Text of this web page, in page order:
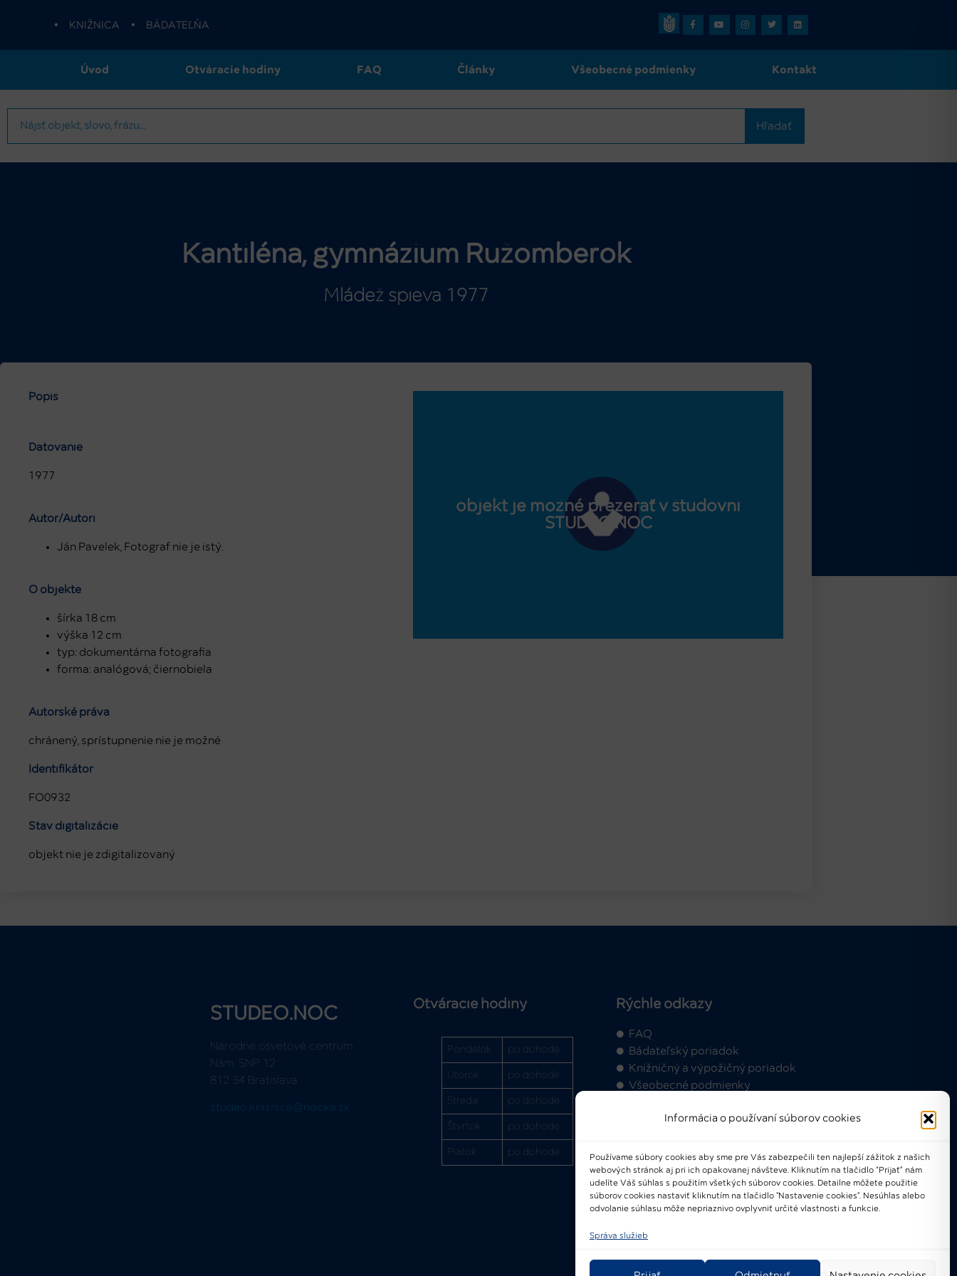
Informácia o používaní súborov cookies
Používame súbory cookies aby sme pre Vás zabezpečili ten najlepší zážitok z našich
webových stránok aj pri ich opakovanej návšteve. Kliknutím na tlačidlo “Prijať” nám
udelíte Váš súhlas s použitím všetkých súborov cookies. Detailne môžete použitie
súborov cookies nastaviť kliknutím na tlačidlo "Nastavenie cookies". Nesúhlas alebo
odvolanie súhlasu môže nepriaznivo ovplyvniť určité vlastnosti a funkcie.
Správa služieb
• KNIŽNICA • BÁDATEĽŇA
Úvod Otváracie hodiny FAQ Články Všeobecné podmienky Kontakt
Hľadať
Kantiléna, gymnázium Ružomberok
Mládež spieva 1977
Popis
Datovanie
1977
Autor/Autori
Ján Pavelek, Fotograf nie je istý.
O objekte
šírka 18 cm
výška 12 cm
typ: dokumentárna fotografia
forma: analógová; čiernobiela
Autorské práva
chránený, sprístupnenie nie je možné
Identifikátor
FO0932
Stav digitalizácie
objekt nie je zdigitalizovaný
objekt je možné prezerať v študovni
STUDEO.NOC
STUDEO.NOC
Národné osvetové centrum
Nám. SNP 12
812 34 Bratislava
studeo.kniznica@nocka.sk
Otváracie hodiny
Pondelok po dohode
Utorok po dohode
Streda po dohode
Štvrtok po dohode
Piatok po dohode
Rýchle odkazy
FAQ
Bádateľský poriadok
Knižničný a výpožičný poriadok
Všeobecné podmienky
2021-2024 © Národné osvetové
centrum